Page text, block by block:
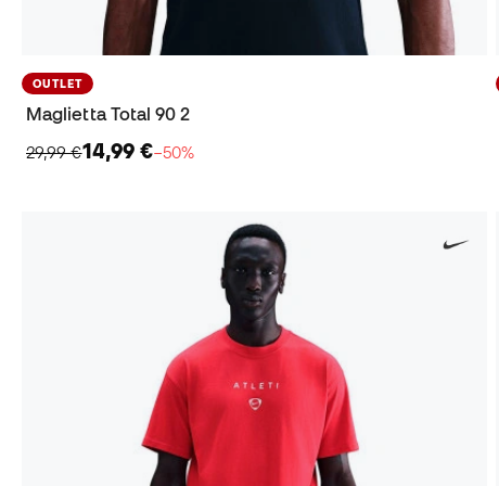
OUTLET
Maglietta Total 90 2
29,99 €14,99 €−50%